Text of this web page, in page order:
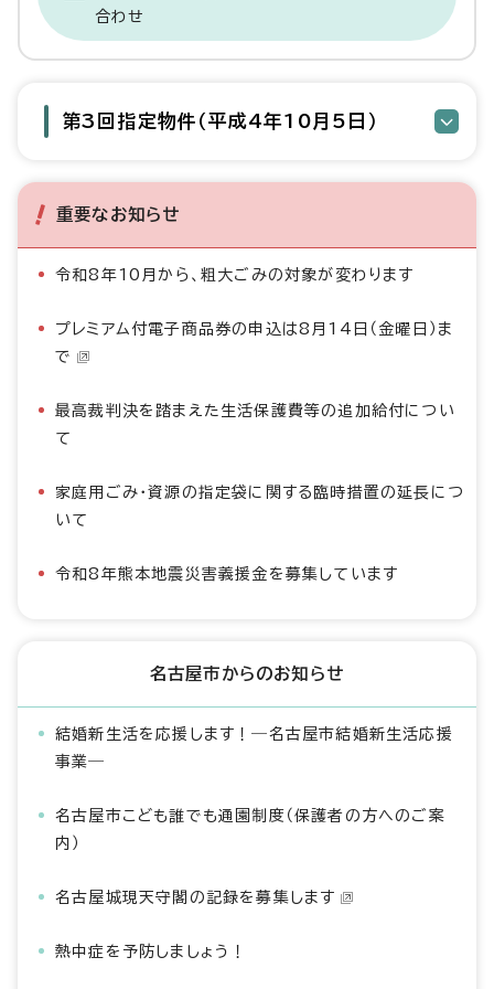
合わせ
第3回指定物件（平成4年10月5日）
重要なお知らせ
令和8年10月から、粗大ごみの対象が変わります
プレミアム付電子商品券の申込は8月14日（金曜日）ま
で
最高裁判決を踏まえた生活保護費等の追加給付につい
て
家庭用ごみ・資源の指定袋に関する臨時措置の延長につ
いて
令和8年熊本地震災害義援金を募集しています
名古屋市からのお知らせ
結婚新生活を応援します！―名古屋市結婚新生活応援
事業―
名古屋市こども誰でも通園制度（保護者の方へのご案
内）
名古屋城現天守閣の記録を募集します
熱中症を予防しましょう！